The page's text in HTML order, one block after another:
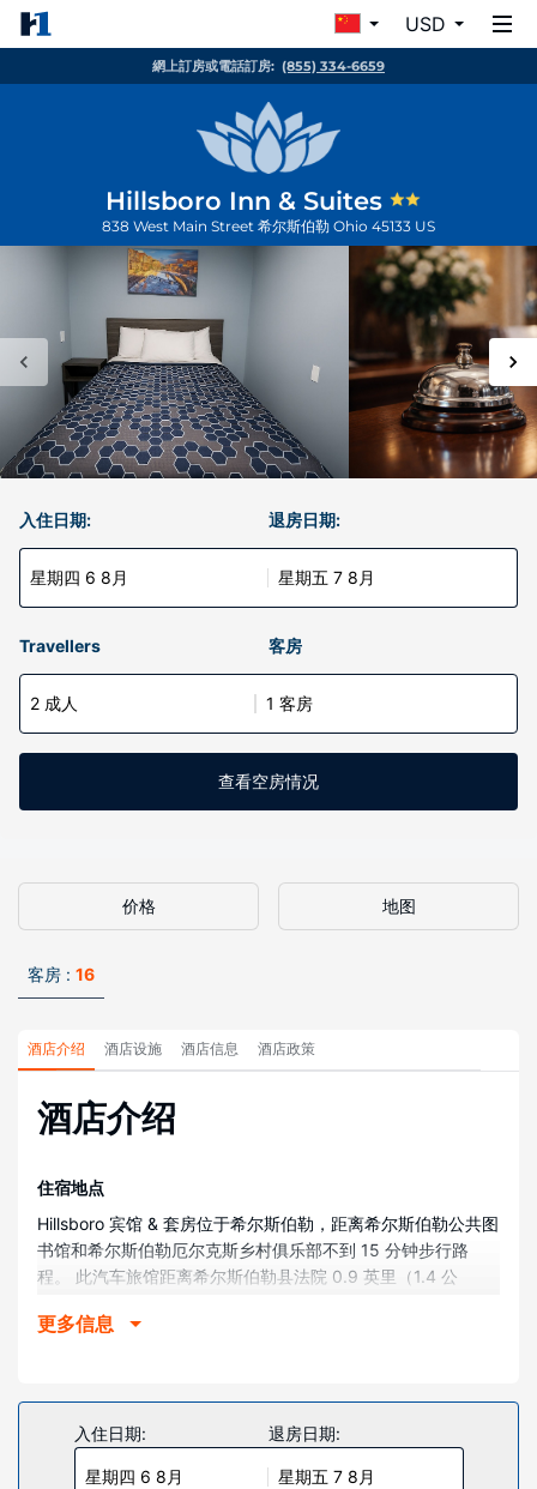
USD
網上訂房或電話訂房: (855) 334-6659
Hillsboro Inn & Suites
838 West Main Street 希尔斯伯勒 Ohio 45133 US
入住日期:
星期四 6 8月
退房日期:
星期五 7 8月
Travellers 客房
2 成人 1 客房
查看空房情况
价格 地图
客房 : 16
酒店介绍 酒店设施 酒店信息 酒店政策
酒店介绍
住宿地点
Hillsboro 宾馆 & 套房位于希尔斯伯勒，距离希尔斯伯勒公共图
书馆和希尔斯伯勒厄尔克斯乡村俱乐部不到 15 分钟步行路
程。 此汽车旅馆距离希尔斯伯勒县法院 0.9 英里（1.4 公
客房
的舒适。提供免费无线网络，方便您与朋友保持联系；有线频
道可满足您的娱乐需求。浴室提供淋浴设施和免费洗浴用品。
便利设施包括书桌和茶具/咖啡用具；而且每天提供客房服务。
更多信息
入住日期:
星期四 6 8月
退房日期:
星期五 7 8月